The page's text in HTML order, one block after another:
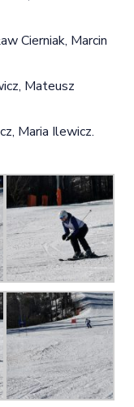
Cierniak, Marcin
Mateusz
Maria Ilewicz.